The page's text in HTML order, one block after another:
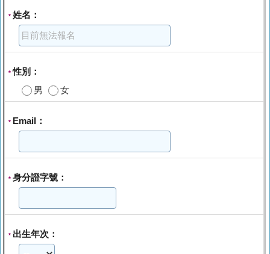
* 姓名：
*性別：
男
女
* Email：
* 身分證字號：
* 出生年次：